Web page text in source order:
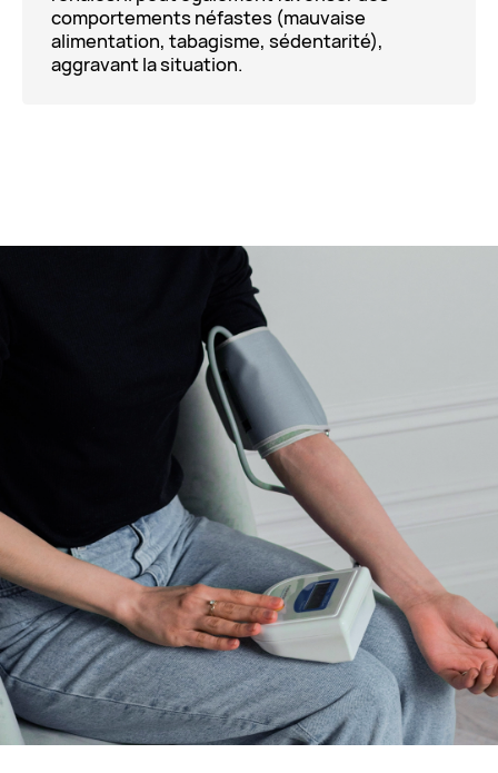
comportements néfastes (mauvaise
alimentation, tabagisme, sédentarité),
aggravant la situation.